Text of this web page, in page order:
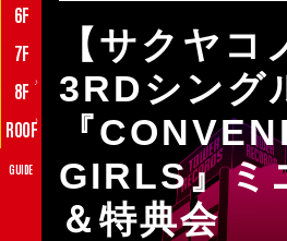
6F
7F
8F
♪
ROOF♪
GUIDE
【サクヤコ
3RDシング
『
GIRLS』ミ
＆特典会